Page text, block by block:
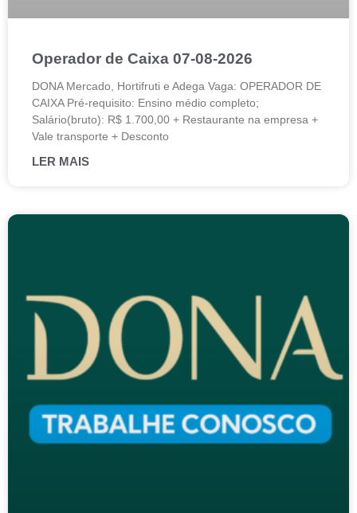
Operador de Caixa 07-08-2026
DONA Mercado, Hortifruti e Adega Vaga: OPERADOR DE
CAIXA Pré-requisito: Ensino médio completo;
Salário(bruto): R$ 1.700,00 + Restaurante na empresa +
Vale transporte + Desconto
LER MAIS